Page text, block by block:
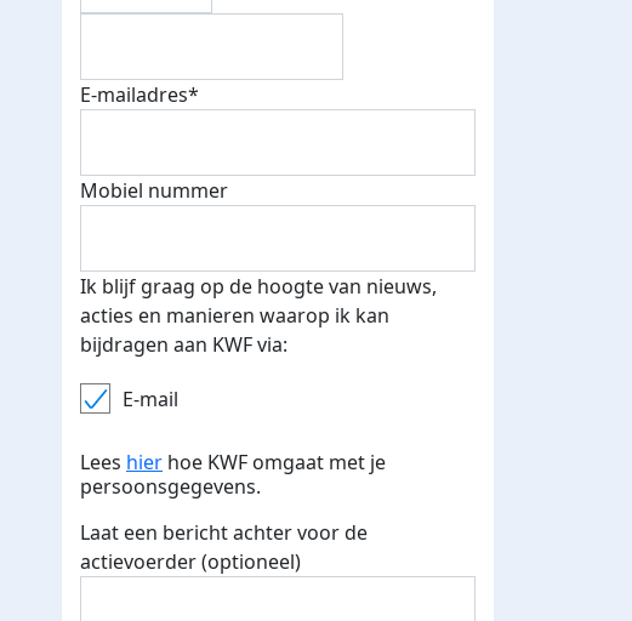
E-mailadres*
Mobiel nummer
Ik blijf graag op de hoogte van nieuws,
acties en manieren waarop ik kan
bijdragen aan KWF via:
E-mail
Lees hier hoe KWF omgaat met je
persoonsgegevens.
Laat een bericht achter voor de
actievoerder (optioneel)